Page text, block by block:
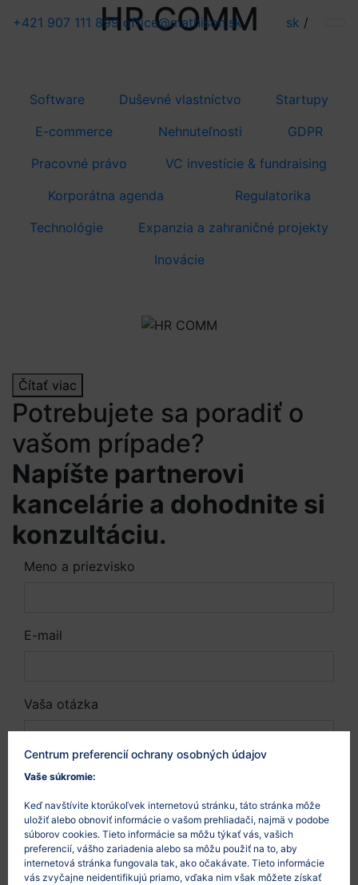
+421 907 111 899 office@mathison.sk sk /
HR COMM
Software Duševné vlastníctvo
Startupy
E-commerce
Nehnuteľnosti
GDPR
Pracovné právo
VC investície & fundraising
Korporátna agenda
Regulatorika
Technológie
Expanzia a zahraničné projekty
Inovácie
Čítať viac
Potrebujete sa poradiť o
vašom prípade?
Napíšte partnerovi
kancelárie a dohodnite si
konzultáciu.
Meno a priezvisko
E-mail
Vaša otázka
Centrum preferencií ochrany osobných údajov
Vaše súkromie:
Keď navštívite ktorúkoľvek internetovú stránku, táto stránka môže
uložiť alebo obnoviť informácie o vašom prehliadači, najmä v podobe
súborov cookies. Tieto informácie sa môžu týkať vás, vašich
preferencií, vášho zariadenia alebo sa môžu použiť na to, aby
internetová stránka fungovala tak, ako očakávate. Tieto informácie
vás zvyčajne neidentifikujú priamo, vďaka nim však môžete získať